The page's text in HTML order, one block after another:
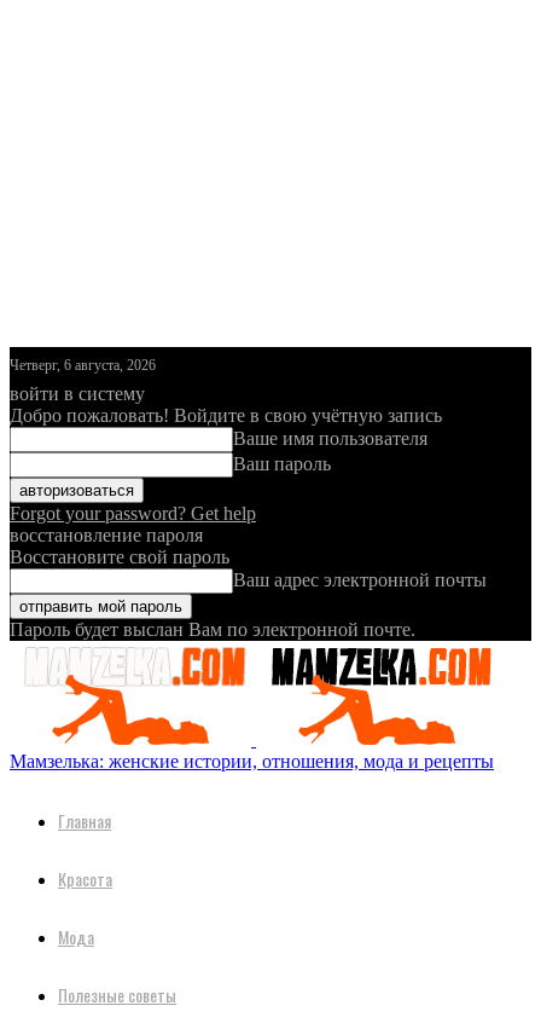
Четверг, 6 августа, 2026
войти в систему
Добро пожаловать! Войдите в свою учётную запись
Ваше имя пользователя
Ваш пароль
Forgot your password? Get help
восстановление пароля
Восстановите свой пароль
Ваш адрес электронной почты
Пароль будет выслан Вам по электронной почте.
Мамзелька: женские истории, отношения, мода и рецепты
Главная
Красота
Мода
Полезные советы